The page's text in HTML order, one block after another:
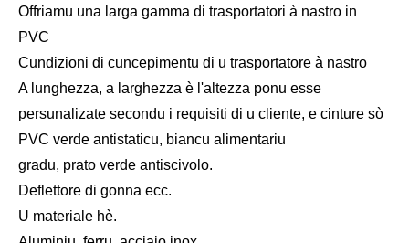
Offriamu una larga gamma di trasportatori à nastro in
PVC
Cundizioni di cuncepimentu di u trasportatore à nastro
A lunghezza, a larghezza è l'altezza ponu esse
persunalizate secondu i requisiti di u cliente, e cinture sò
PVC verde antistaticu, biancu alimentariu
gradu, prato verde antiscivolo.
Deflettore di gonna ecc.
U materiale hè.